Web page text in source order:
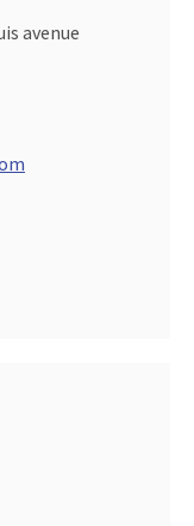
avenue